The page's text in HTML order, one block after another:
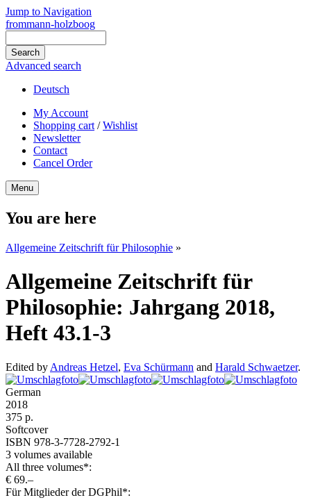
Jump to Navigation
frommann-holzboog
Advanced search
Deutsch
My Account
Shopping cart /Wishlist
Newsletter
Contact
Cancel Order
Menu
You are here
Allgemeine Zeitschrift für Philosophie »
Allgemeine Zeitschrift für
Philosophie: Jahrgang 2018,
Heft 43.1-3
Edited by Andreas Hetzel, Eva Schürmann and Harald Schwaetzer.
German
2018
375 p.
Softcover
ISBN 978-3-7728-2792-1
3 volumes available
All three volumes*:
€ 69.–
Für Mitglieder der DGPhil*: